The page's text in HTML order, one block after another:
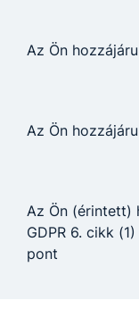
Az Ön
Az Ön
Az Ön (érintett)
GDPR 6. cikk
pont